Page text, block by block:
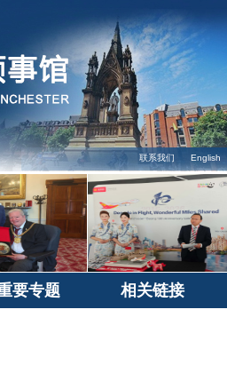
联系我们 English
要专题 相关链接